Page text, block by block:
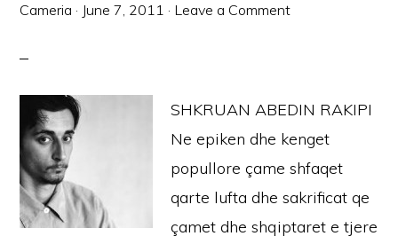
Cameria · June 7, 2011 · Leave a Comment
SHKRUAN ABEDIN RAKIPI
Ne epiken dhe kenget
popullore çame shfaqet
qarte lufta dhe sakrificat qe
çamet dhe shqiptaret e tjere